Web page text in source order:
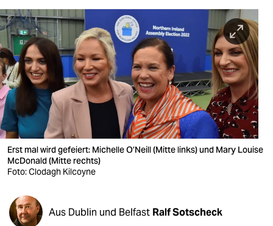
sport
berlin
nord
wahrheit
verlag
verlag
shop
Erst mal wird gefeiert: Michelle O’Neill (Mitte links) und Mary Louise
McDonald (Mitte rechts)
Foto: Clodagh Kilcoyne
Aus Dublin und Belfast Ralf Sotscheck